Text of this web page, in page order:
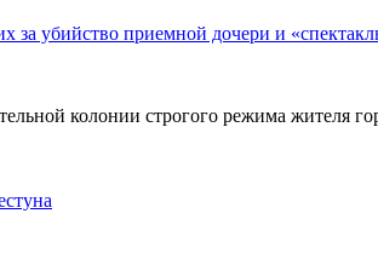
убийство приемной дочери и
колонии строгого режима жителя